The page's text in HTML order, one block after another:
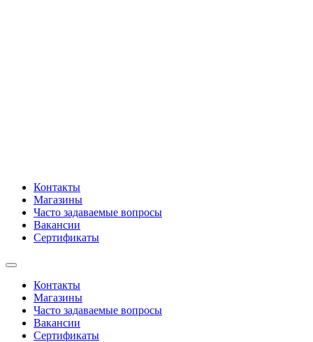
Контакты
Магазины
Часто задаваемые вопросы
Вакансии
Сертификаты
Контакты
Магазины
Часто задаваемые вопросы
Вакансии
Сертификаты